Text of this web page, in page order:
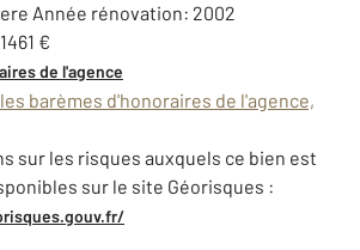
Année rénovation: 2002
€
de l'agence
barèmes d'honoraires de l'agence,
sur les risques auxquels ce bien est
sur le site Géorisques :